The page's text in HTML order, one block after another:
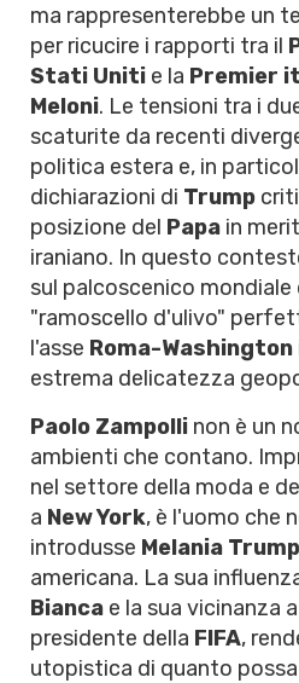
ma rappresenterebbe un
per ricucire i rapporti tra il
Stati Uniti e la Premier
Meloni. Le tensioni tra i
scaturite da recenti
politica estera e, in
dichiarazioni di Trump
posizione del Papa in
iraniano. In questo
sul palcoscenico
"ramoscello d'ulivo"
l'asse Roma-Washington
estrema delicatezza
Paolo Zampolli non è un
ambienti che contano.
nel settore della moda e
a New York, è l'uomo che
introdusse Melania Trump
americana. La sua
Bianca e la sua vicinanza a
presidente della FIFA,
utopistica di quanto